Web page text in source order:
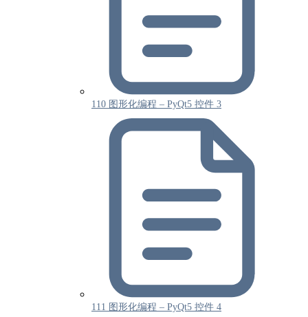
110 图形化编程 – PyQt5 控件 3
111 图形化编程 – PyQt5 控件 4